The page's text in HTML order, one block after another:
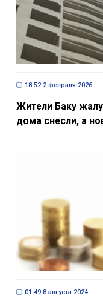
18:52 2 февраля 2026
Жители Баку
дома снесли, а
01:49 8 августа 2024